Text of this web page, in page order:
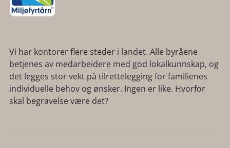
Vi har kontorer flere steder i landet. Alle byråene
betjenes av medarbeidere med god lokalkunnskap, og
det legges stor vekt på tilrettelegging for familienes
individuelle behov og ønsker. Ingen er like. Hvorfor
skal begravelse være det?